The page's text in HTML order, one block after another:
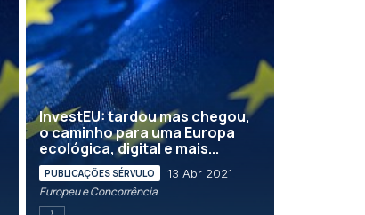
InvestEU: tardou mas chegou,
o caminho para uma Europa
ecológica, digital e mais...
PUBLICAÇÕES SÉRVULO 13 Abr 2021
Europeu e Concorrência